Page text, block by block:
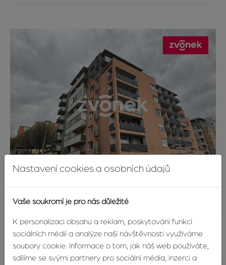
1 200 Kč
Nastavení cookies a osobních údajů
Vaše soukromí je pro nás důležité
K personalizaci obsahu a reklam, poskytování funkcí
sociálních médií a analýze naší návštěvnosti využíváme
soubory cookie. Informace o tom, jak náš web používáte,
sdílíme se svými partnery pro sociální média, inzerci a